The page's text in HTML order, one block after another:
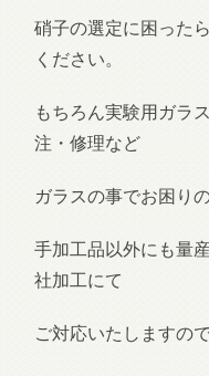
硝子の選定に困った
ください。
もちろん実験用ガラ
注・修理など
ガラスの事でお困りの
手加工品以外にも量
社加工にて
ご対応いたしますの